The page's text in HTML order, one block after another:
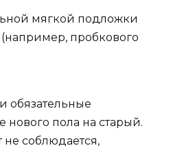
мягкой подложки
пробкового
обязательные
нового пола на старый.
не соблюдается,